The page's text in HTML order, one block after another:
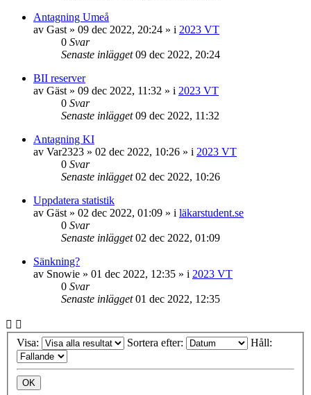
Antagning Umeå
av Gast » 09 dec 2022, 20:24 » i 2023 VT
0 Svar
Senaste inlägget09 dec 2022, 20:24
BII reserver
av Gäst » 09 dec 2022, 11:32 » i 2023 VT
0 Svar
Senaste inlägget09 dec 2022, 11:32
Antagning KI
av Var2323 » 02 dec 2022, 10:26 » i 2023 VT
0 Svar
Senaste inlägget02 dec 2022, 10:26
Uppdatera statistik
av Gäst » 02 dec 2022, 01:09 » i läkarstudent.se
0 Svar
Senaste inlägget02 dec 2022, 01:09
Sänkning?
av Snowie » 01 dec 2022, 12:35 » i 2023 VT
0 Svar
Senaste inlägget01 dec 2022, 12:35
Visa: Sortera efter: Håll: